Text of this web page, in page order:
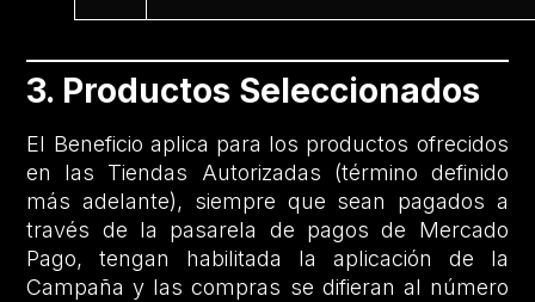
3. Productos Seleccionados
El Beneficio aplica para los productos ofrecidos
en las Tiendas Autorizadas (término definido
más adelante), siempre que sean pagados a
través de la pasarela de pagos de Mercado
Pago, tengan habilitada la aplicación de la
Campaña y las compras se difieran al número